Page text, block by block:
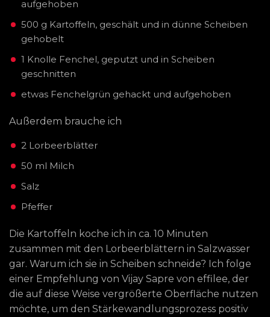
aufgehoben
500 g Kartoffeln, geschält und in dünne Scheiben
gehobelt
1 Knolle Fenchel, geputzt und in Scheiben
geschnitten
etwas Fenchelgrün gehackt und aufgehoben
Außerdem brauche ich
2 Lorbeerblätter
50 ml Milch
Salz
Pfeffer
Die Kartoffeln koche ich in ca. 10 Minuten
zusammen mit den Lorbeerblättern in Salzwasser
gar. Warum ich sie in Scheiben schneide? Ich folge
einer Empfehlung von Vijay Sapre von effilee, der
die auf diese Weise vergrößerte Oberfläche nutzen
möchte, um den Stärkewandlungsprozess positiv